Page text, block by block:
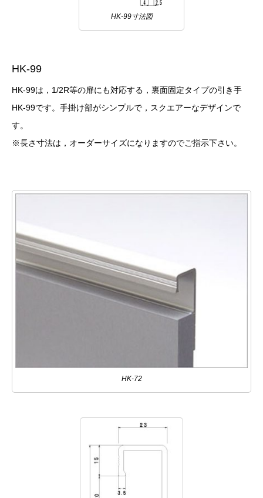
HK-99寸法図
HK-99
HK-99は，1/2R等の扉にも対応する，裏面固定タイプの引き手
HK-99です。手掛け部がシンプルで，スクエアーなデザインで
す。
※長さ寸法は，オーダーサイズになりますのでご指示下さい。
HK-72